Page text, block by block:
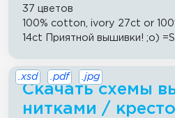
37 цветов
100% cotton, ivory 27ct or
14ct Приятной вышивки! ;о)
Скачать схемы
нитками /
.xsd .pdf .jpg